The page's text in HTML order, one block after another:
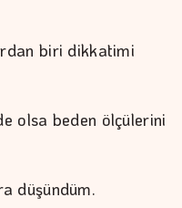
biri dikkatimi
olsa beden ölçülerini
düşündüm.